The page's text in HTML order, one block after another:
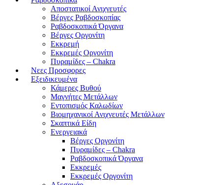
Αποστατικοί Ανιχνευτές
Βέργες Ραβδοσκοπίας
Ραβδοσκοπικά Όργανα
Βέργες Οργονίτη
Εκκρεμή
Εκκρεμές Οργονίτη
Πυραμίδες – Chakra
Νεες Προσφορες
Εξειδικευμένα
Κάμερες Βυθού
Μαγνήτες Μετάλλων
Εντοπισμός Καλωδίων
Βιομηχανικοί Ανιχνευτές Μετάλλων
Σκαπτικά Είδη
Ενεργειακά
Βέργες Οργονίτη
Πυραμίδες – Chakra
Ραβδοσκοπικά Όργανα
Εκκρεμές
Εκκρεμές Οργονίτη